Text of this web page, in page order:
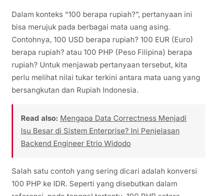
Dalam konteks “100 berapa rupiah?”, pertanyaan ini
bisa merujuk pada berbagai mata uang asing.
Contohnya, 100 USD berapa rupiah? 100 EUR (Euro)
berapa rupiah? atau 100 PHP (Peso Filipina) berapa
rupiah? Untuk menjawab pertanyaan tersebut, kita
perlu melihat nilai tukar terkini antara mata uang yang
bersangkutan dan Rupiah Indonesia.
Read also: Mengapa Data Correctness Menjadi
Isu Besar di Sistem Enterprise? Ini Penjelasan
Backend Engineer Etrio Widodo
Salah satu contoh yang sering dicari adalah konversi
100 PHP ke IDR. Seperti yang disebutkan dalam